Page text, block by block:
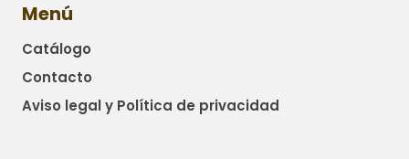
Menú
Catálogo
Contacto
Aviso legal y Política de privacidad